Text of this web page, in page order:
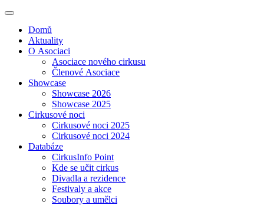
Domů
Aktuality
O Asociaci
Asociace nového cirkusu
Členové Asociace
Showcase
Showcase 2026
Showcase 2025
Cirkusové noci
Cirkusové noci 2025
Cirkusové noci 2024
Databáze
CirkusInfo Point
Kde se učit cirkus
Divadla a rezidence
Festivaly a akce
Soubory a umělci